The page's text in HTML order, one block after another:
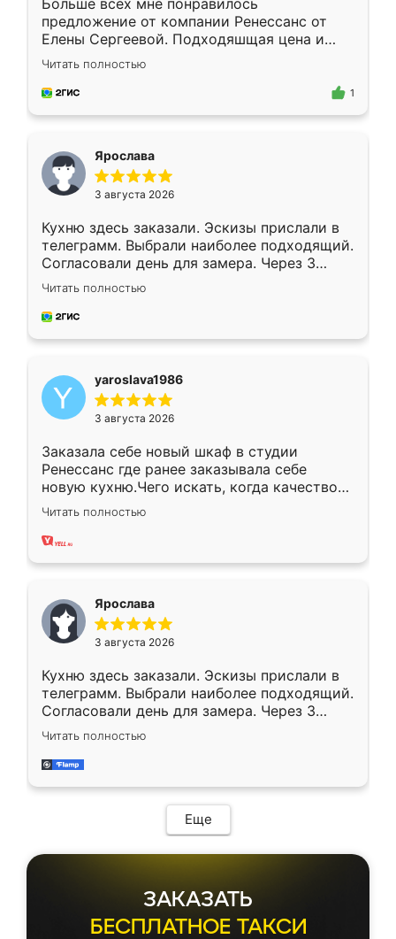
Больше всех мне понравилось
предложение от компании Ренессанс от
Елены Сергеевой. Подходяшщая цена и
короткие сроки изготовления. Приехавший
для замера сотрудник Владислав
предложил по моему эскизу самый
Читать полностью
1
Ярослава
3 августа 2026
Кухню здесь заказали. Эскизы прислали в
телеграмм. Выбрали наиболее подходящий.
Согласовали день для замера. Через 3
недели кухня была уже готова. Остались
довольны работой. Спасибо Ренессанс
мебель за качественную работу!
Читать полностью
yaroslava1986
3 августа 2026
Заказала себе новый шкаф в студии
Ренессанс где ранее заказывала себе
новую кухню.Чего искать, когда качеством
вполне довольна. Служит кухня уже почти
два года, нареканий нет.
Читать полностью
Ярослава
3 августа 2026
Кухню здесь заказали. Эскизы прислали в
телеграмм. Выбрали наиболее подходящий.
Согласовали день для замера. Через 3
недели кухня была уже готова. Остались
довольны работой. Спасибо Ренессанс
мебель за качественную работу!
Читать полностью
Еще
ЗАКАЗАТЬ
БЕСПЛАТНОЕ ТАКСИ